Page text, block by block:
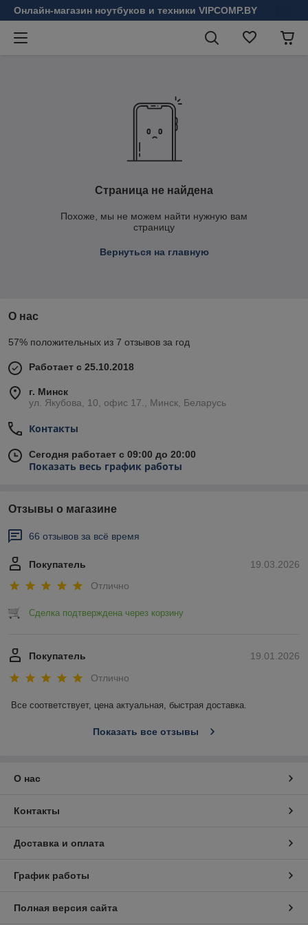
Онлайн-магазин ноутбуков и техники VIPCOMP.BY
Страница не найдена
Похоже, мы не можем найти нужную вам
страницу
Вернуться на главную
О нас
57% положительных из 7 отзывов за год
Работает с 25.10.2018
г. Минск
ул. Якубова, 10, офис 17., Минск, Беларусь
Контакты
Сегодня работает с 09:00 до 20:00
Показать весь график работы
Отзывы о магазине
66 отзывов за всё время
19.03.2026
Покупатель
Отлично
Сделка подтверждена через корзину
19.01.2026
Покупатель
Отлично
Все соответствует, цена актуальная, быстрая доставка.
Показать все отзывы
О нас
Контакты
Доставка и оплата
График работы
Полная версия сайта